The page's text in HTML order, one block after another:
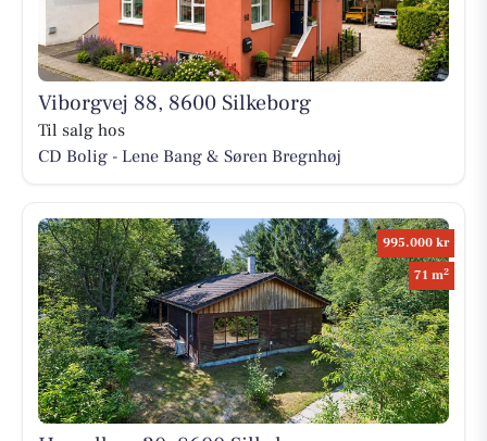
Viborgvej 88, 8600 Silkeborg
Til salg hos
CD Bolig - Lene Bang & Søren Bregnhøj
995.000 kr
71 m2